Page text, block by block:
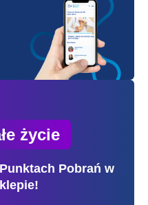
życie
Punktach Pobrań w